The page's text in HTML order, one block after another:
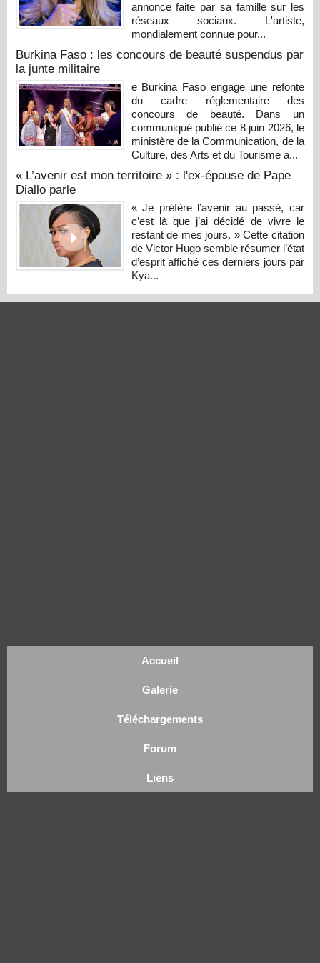
annonce faite par sa famille sur les
réseaux sociaux. L'artiste,
mondialement connue pour...
Burkina Faso : les concours de beauté suspendus par
la junte militaire
e Burkina Faso engage une refonte
du cadre réglementaire des
concours de beauté. Dans un
communiqué publié ce 8 juin 2026, le
ministère de la Communication, de la
Culture, des Arts et du Tourisme a...
« L’avenir est mon territoire » : l'ex-épouse de Pape
Diallo parle
« Je préfère l’avenir au passé, car
c’est là que j’ai décidé de vivre le
restant de mes jours. » Cette citation
de Victor Hugo semble résumer l’état
d’esprit affiché ces derniers jours par
Kya...
Accueil
Galerie
Téléchargements
Forum
Liens